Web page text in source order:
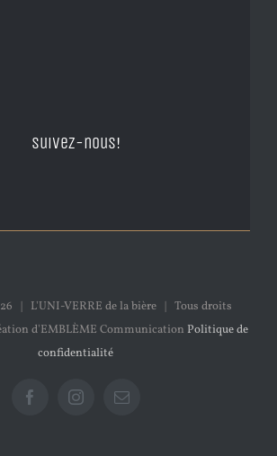
Suivez-nous!
| L'UNI-VERRE de la bière | Tous droits
d'EMBLÈME Communication Politique de
confidentialité
FacebookInstagramEmail